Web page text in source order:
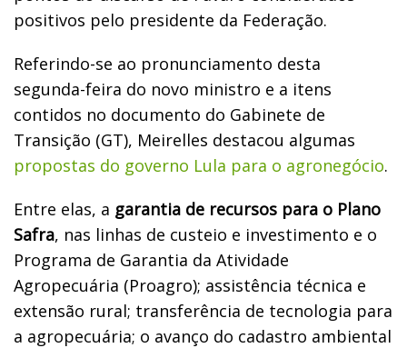
positivos pelo presidente da Federação.
Referindo-se ao pronunciamento desta
segunda-feira do novo ministro e a itens
contidos no documento do Gabinete de
Transição (GT), Meirelles destacou algumas
propostas do governo Lula para o agronegócio.
Entre elas, a garantia de recursos para o Plano
Safra, nas linhas de custeio e investimento e o
Programa de Garantia da Atividade
Agropecuária (Proagro); assistência técnica e
extensão rural; transferência de tecnologia para
a agropecuária; o avanço do cadastro ambiental